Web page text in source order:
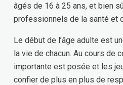
âgés de 16 à 25 ans, et bien
professionnels de la santé et
Le début de l’âge adulte est
la vie de chacun. Au cours de
importante est posée et les
confier de plus en plus de